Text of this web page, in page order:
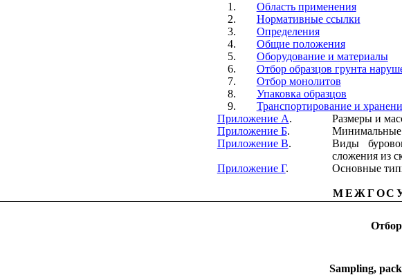
1.
Область применения
2.
Нормативные ссылки
3.
Определения
4.
Общие положения
5.
Оборудование и материалы
6.
Отбор образцов грунта
7.
Отбор монолитов
8.
Упаковка образцов
9.
Транспортирование и
Приложение А.
Размеры и
Приложение Б.
Минимальные
Приложение В.
Виды
сложения из
Приложение Г. Основные
Sampling,